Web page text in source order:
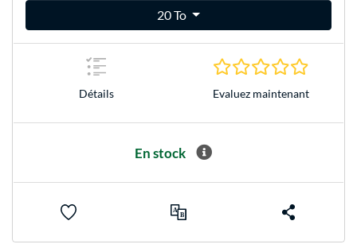
20 To
Détails Evaluez maintenant
En stock